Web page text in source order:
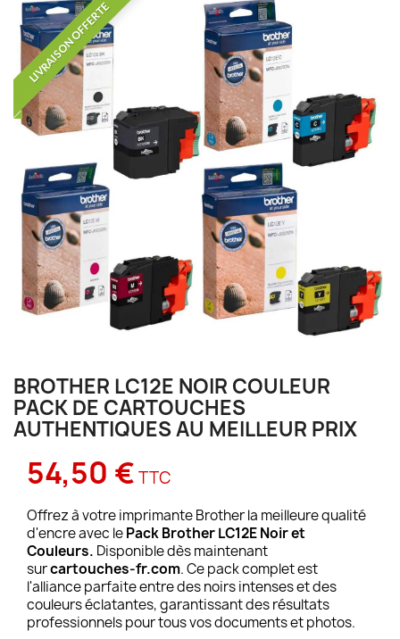
LIVRAISON OFFERTE
BROTHER LC12E NOIR COULEUR
PACK DE CARTOUCHES
AUTHENTIQUES AU MEILLEUR PRIX
54,50 € TTC
Offrez à votre imprimante Brother la meilleure qualité
d'encre avec lePack Brother LC12E Noir et
Couleurs. Disponible dès maintenant
surcartouches-fr.com. Ce pack complet est
l'alliance parfaite entre des noirs intenses et des
couleurs éclatantes, garantissant des résultats
professionnels pour tous vos documents et photos.